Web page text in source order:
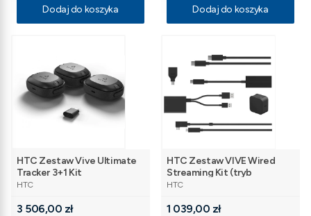
Dodaj do koszyka Dodaj do koszyka
HTC Zestaw Vive Ultimate
Tracker 3+1 Kit
PRODUCENT
HTC
Cena
3 506,00 zł
HTC Zestaw VIVE Wired
Streaming Kit (tryb
DisplayPort)
PRODUCENT
HTC
Cena
1 039,00 zł